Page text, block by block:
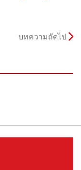
บทความถัดไป